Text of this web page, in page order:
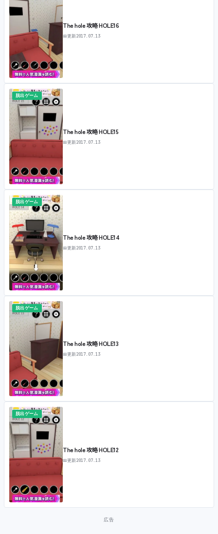
The hole 攻略 HOLE16
📅更新2017.07.13
脱出ゲーム
The hole 攻略 HOLE15
📅更新2017.07.13
脱出ゲーム
The hole 攻略 HOLE14
📅更新2017.07.13
脱出ゲーム
The hole 攻略 HOLE13
📅更新2017.07.13
脱出ゲーム
The hole 攻略 HOLE12
📅更新2017.07.13